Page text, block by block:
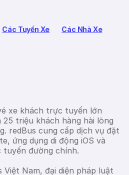
Các Tuyến Xe Các Nhà Xe
xe khách trực tuyến lớn
triệu khách hàng hài lòng
redBus cung cấp dịch vụ đặt
ứng dụng di động iOS và
tuyến đường chính.
Việt Nam, đại diện pháp luật